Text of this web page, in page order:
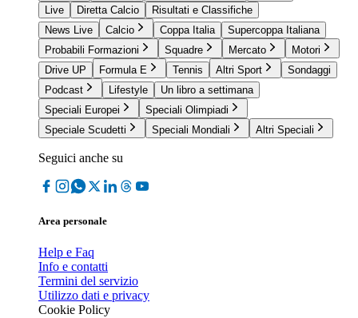
Live
Diretta Calcio
Risultati e Classifiche
News Live
Calcio Coppa Italia
Supercoppa Italiana
Probabili Formazioni
Squadre Mercato
Motori
Drive UP
Formula E Tennis Altri Sport
Sondaggi
Podcast
Lifestyle
Un libro a settimana
Speciali Europei
Speciali Olimpiadi
Speciale Scudetti
Speciali Mondiali Altri Speciali
Seguici anche su
Area personale
Help e Faq
Info e contatti
Termini del servizio
Utilizzo dati e privacy
Cookie Policy